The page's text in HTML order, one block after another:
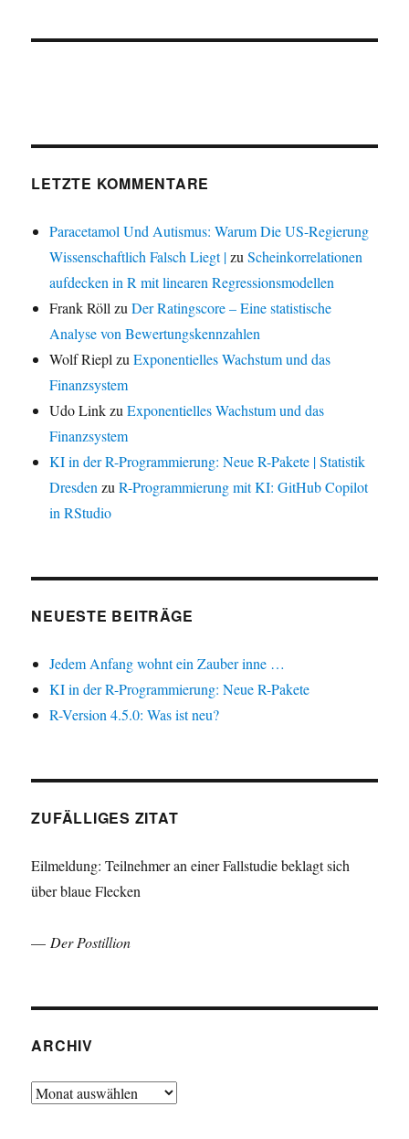
LETZTE KOMMENTARE
Paracetamol Und Autismus: Warum Die US-Regierung
Wissenschaftlich Falsch Liegt |zuScheinkorrelationen
aufdecken in R mit linearen Regressionsmodellen
Frank Röll zuDer Ratingscore – Eine statistische
Analyse von Bewertungskennzahlen
Wolf Riepl zuExponentielles Wachstum und das
Finanzsystem
Udo LinkzuExponentielles Wachstum und das
Finanzsystem
KI in der R-Programmierung: Neue R-Pakete | Statistik
Dresden zuR-Programmierung mit KI: GitHub Copilot
in RStudio
NEUESTE BEITRÄGE
Jedem Anfang wohnt ein Zauber inne …
KI in der R-Programmierung: Neue R-Pakete
R-Version 4.5.0: Was ist neu?
ZUFÄLLIGES ZITAT
Eilmeldung: Teilnehmer an einer Fallstudie beklagt sich
über blaue Flecken
— Der Postillion
ARCHIV
Archiv